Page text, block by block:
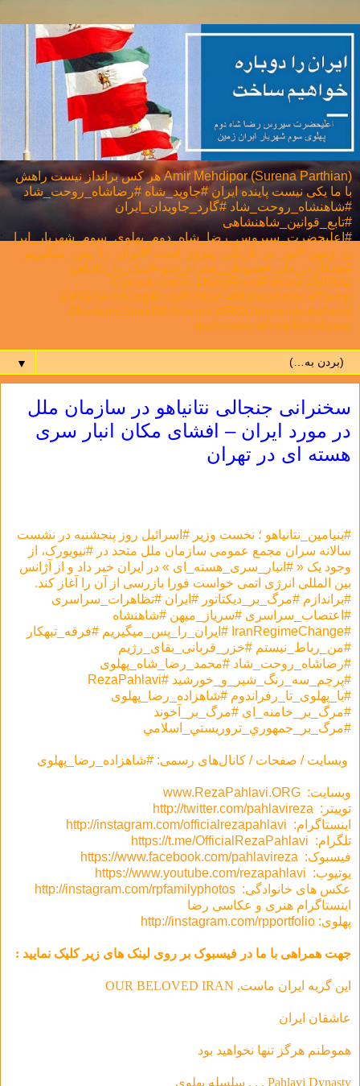
Amir Mehdipor (Surena Parthian) هر كس برانداز نيست راهش
با ما يكی نيست پاینده ایران #جاوید_شاه #رضاشاه_روحت_شاد
#شاهنشاه_روحت_شاد #گارد_جاویدان_ایران
#تابع_قوانین_شاهنشاهی
#اعلیحضرت_سیروس_رضا_شاه_دوم_پهلوی_سوم_شهریار_ایرا
ن_زمین #نور_بر_تاریکی_پیروز_است #ایران_را_پس_میگیریم
#همکاری_ملی⁩ #هموطن_همراه_شو #لبیک_یا_نتانیاهو
#CyrusAccords #KingRezaPahlavi #MIGA
#MIGAwithKingRezaPahlavi #MahsaAmini #Trump
#IraniansStandWithIsrael #IRGCterrorists #atheist
#atheisme #AmirMehdipour
▼
سخنرانی جنجالی نتانیاهو در سازمان ملل
در مورد ایران – افشای مکان انبار سری
هسته ای در تهران
#بنیامین_نتانیاهو ؛ نخست وزیر #اسرائیل روز پنجشنبه در نشست
سالانه سران مجمع عمومی سازمان ملل متحد در #نیویورک، از
وجود یک « #انبار_سری_هسته_ای » در ایران خبر داد و از آژانس
بین المللی انرژی اتمی خواست فورا بازرسی از آن را آغاز کند.
#براندازم #مرگ_بر_دیکتاتور #ایران #تظاهرات_سراسرى
#اعتصاب_سراسری #سریاز_میهن #شاهنشاه
#IranRegimeChange #ایران_را_پس_میگیریم #فرقه_تبهکار
#من_رباط_نیستم #خزر_قربانی_بقای_رژيم
#رضاشاه_روحت_شاد #محمد_رضا_شاه_پهلوی
#پرچم_سه_رنگ_شیر_و_خورشید #RezaPahlavi
#با_پهلوی_تا_رفراندوم #شاهزاده_رضا_پهلوی
#مرگ_بر_خامنه_ای #مرگ_بر_آخوند
#مرگ_بر_جمهوري_تروريستي_اسلامي
وبسایت / صفحات / کانال‌های رسمی: #شاهزاده_رضا_پهلوی
وبسایت: www.RezaPahlavi.ORG
توییتر: http://twitter.com/pahlavireza
اینستاگرام: http://instagram.com/officialrezapahlavi
تلگرام: https://t.me/OfficialRezaPahlavi
فیسبوک: https://www.facebook.com/pahlavireza
یوتیوب: https://www.youtube.com/rezapahlavi
عکس های خانوادگی: http://instagram.com/rpfamilyphotos
اینستاگرام هنری و عکاسی رضا
پهلوی: http://instagram.com/rpportfolio
جهت همراهی با ما در فیسبوک بر روی لینک های زیر کلیک نمایید :
این گربه ایران ماست, OUR BELOVED IRAN
عاشقان ایران
هموطنم هرگز تنها نخواهید بود
Pahlavi Dynasty . . . سلسله‌ پهلوی